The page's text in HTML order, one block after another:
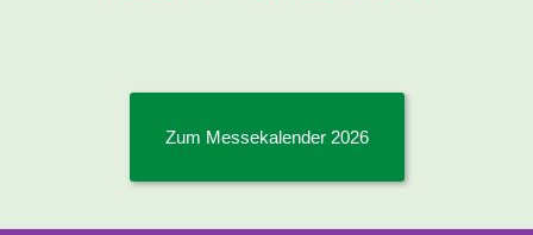
Zum Messekalender 2026